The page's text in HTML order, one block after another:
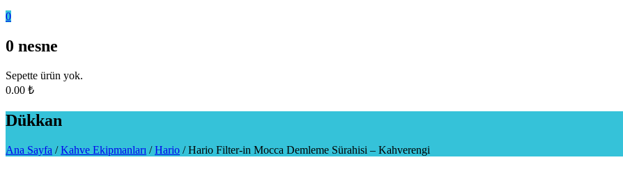
0
0 nesne
Sepette ürün yok.
0.00 ₺
Dükkan
Ana Sayfa /Kahve Ekipmanları /Hario /Hario Filter-in Mocca Demleme Sürahisi – Kahverengi